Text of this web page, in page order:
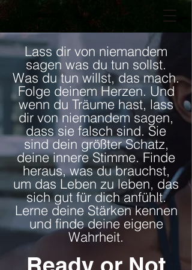
Lass dir von niemandem
sagen was du tun sollst.
Was du tun willst, das mach.
Folge deinem Herzen. Und
wenn du Träume hast, lass
dir von niemandem sagen,
dass sie falsch sind. Sie
sind dein größter Schatz,
deine innere Stimme. Finde
heraus, was du brauchst,
um das Leben zu leben, das
sich gut für dich anfühlt.
Lerne deine Stärken kennen
und finde deine eigene
Wahrheit.
Ready or Not